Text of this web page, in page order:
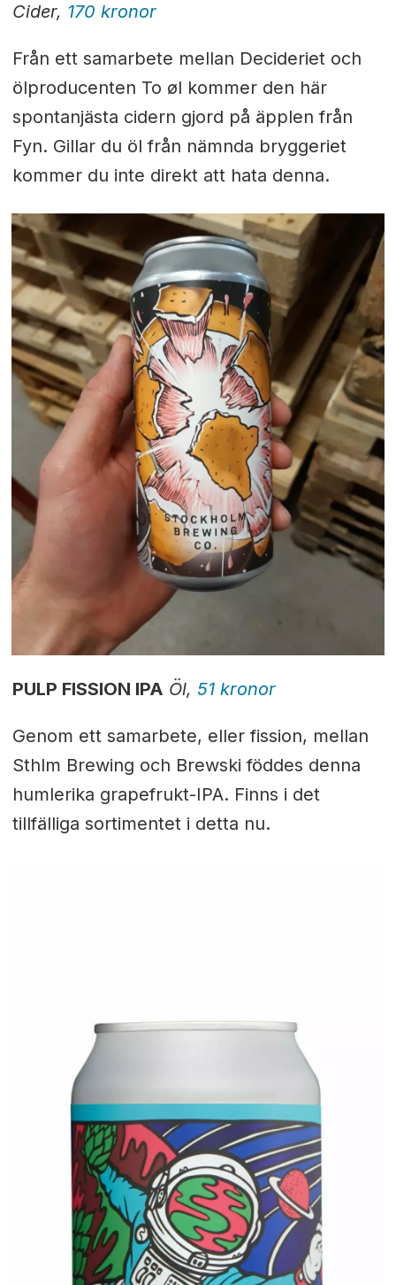
Cider, 170 kronor
Från ett samarbete mellan Decideriet och
ölproducenten To øl kommer den här
spontanjästa cidern gjord på äpplen från
Fyn. Gillar du öl från nämnda bryggeriet
kommer du inte direkt att hata denna.
PULP FISSION IPA Öl, 51 kronor
Genom ett samarbete, eller fission, mellan
Sthlm Brewing och Brewski föddes denna
humlerika grapefrukt-IPA. Finns i det
tillfälliga sortimentet i detta nu.